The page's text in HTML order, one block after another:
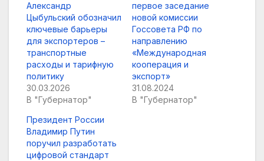
Александр
Цыбульский обозначил
ключевые барьеры
для экспортеров –
транспортные
расходы и тарифную
политику
30.03.2026
В "Губернатор"
первое заседание
новой комиссии
Госсовета РФ по
направлению
«Международная
кооперация и
экспорт»
31.08.2024
В "Губернатор"
Президент России
Владимир Путин
поручил разработать
цифровой стандарт